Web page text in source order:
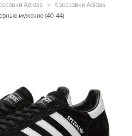
Adidas
Кроссовки Adidas
мужские (40-44)